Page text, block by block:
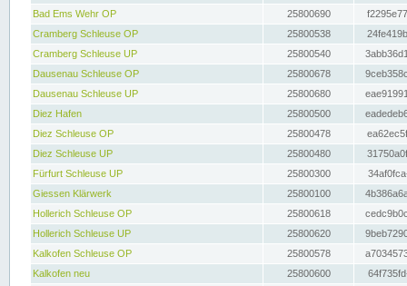
Bad Ems Wehr OP
25800690
Cramberg Schleuse OP
25800538
Cramberg Schleuse UP
25800540
Dausenau Schleuse OP
25800678
Dausenau Schleuse UP
25800680
Diez Hafen
25800500
Diez Schleuse OP
25800478
Diez Schleuse UP
25800480
Fürfurt Schleuse UP
25800300
Giessen Klärwerk
25800100
Hollerich Schleuse OP
25800618
Hollerich Schleuse UP
25800620
Kalkofen Schleuse OP
25800578
Kalkofen neu
25800600